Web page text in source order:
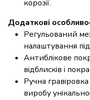
корозії.
Додаткові
Регульований
налаштування
Антиблікове
відблисків і
Ручна
виробу